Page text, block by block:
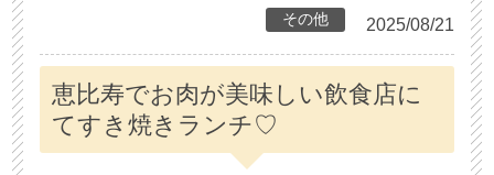
その他 2025/08/21
恵比寿でお肉が美味しい飲食店に
てすき焼きランチ♡